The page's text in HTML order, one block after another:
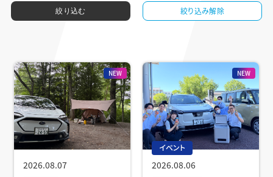
絞り込む 絞り込み解除
NEW
2026.08.07
NEW
イベント
2026.08.06